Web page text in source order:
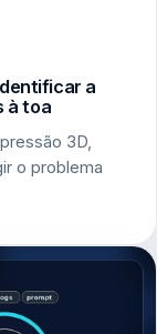
a
à toa
3D,
o problema